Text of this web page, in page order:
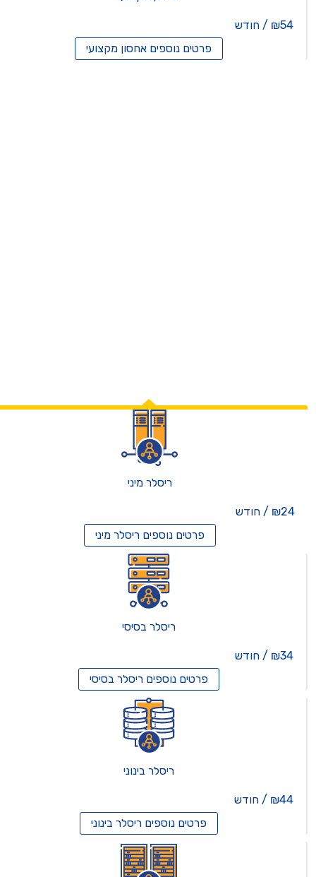
₪54 / חודש
פרטים נוספיםאחסון מקצועי
ריסלר מיני
₪24 / חודש
פרטים נוספיםריסלר מיני
ריסלר בסיסי
₪34 / חודש
פרטים נוספיםריסלר בסיסי
ריסלר בינוני
₪44 / חודש
פרטים נוספיםריסלר בינוני